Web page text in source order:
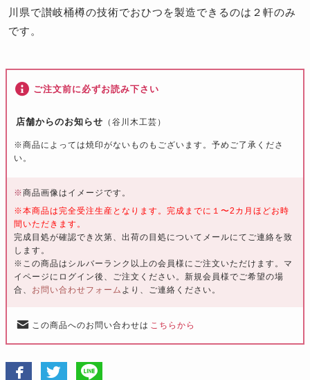
川県で讃岐桶樽の技術でおひつを製造できるのは２軒のみ
です。
ご注文前に必ずお読み下さい
店舗からのお知らせ （谷川木工芸）
※商品によっては焼印がないものもございます。予めご了承くださ
い。
※商品画像はイメージです。
※本商品は完全受注生産となります。完成までに１〜2カ月ほどお時
間いただきます。
完成目処が確認でき次第、出荷の目処についてメールにてご連絡を致
します。
※この商品はシルバーランク以上の会員様にご注文いただけます。マ
イページにログイン後、ご注文ください。新規会員様でご希望の場
合、 お問い合わせフォーム より、ご連絡ください。
この商品へのお問い合わせは こちらから